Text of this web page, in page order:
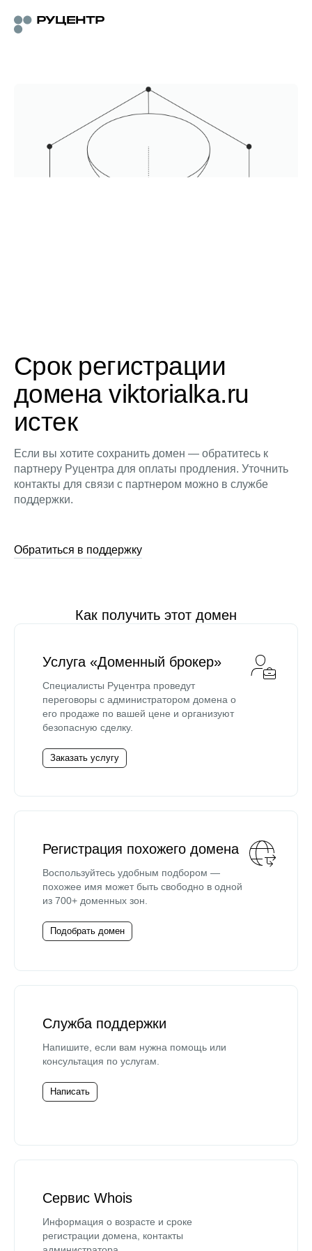
Срок регистрации
домена viktorialka.ru
истек
Если вы хотите сохранить домен — обратитесь к
партнеру Руцентра для оплаты продления. Уточнить
контакты для связи с партнером можно в службе
поддержки.
Обратиться в поддержку
Как получить этот домен
Услуга «Доменный брокер»
Специалисты Руцентра проведут
переговоры с администратором домена о
его продаже по вашей цене и организуют
безопасную сделку.
Заказать услугу
Регистрация похожего домена
Воспользуйтесь удобным подбором —
похожее имя может быть свободно в одной
из 700+ доменных зон.
Подобрать домен
Служба поддержки
Напишите, если вам нужна помощь или
консультация по услугам.
Написать
Сервис Whois
Информация о возрасте и сроке
регистрации домена, контакты